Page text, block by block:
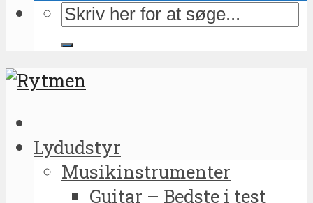
Lydudstyr
Musikinstrumenter
Guitar – Bedste i test